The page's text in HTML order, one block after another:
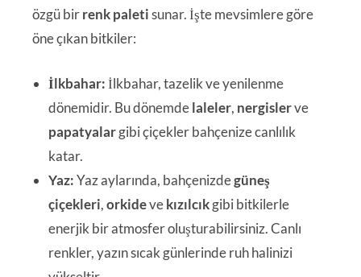
özgü birrenk paletisunar. İşte mevsimlere göre
öne çıkan bitkiler:
İlkbahar:İlkbahar, tazelik ve yenilenme
dönemidir. Bu dönemdelaleler, nergislerve
papatyalargibi çiçekler bahçenize canlılık
katar.
Yaz:Yaz aylarında, bahçenizdegüneş
çiçekleri,orkidevekızılcıkgibi bitkilerle
enerjik bir atmosfer oluşturabilirsiniz. Canlı
renkler, yazın sıcak günlerinde ruh halinizi